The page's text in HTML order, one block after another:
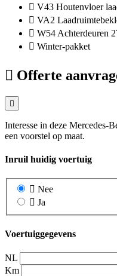
V43 Houtenvloer
VA2
W54 Achterdeuren
Winter-pakket
Offerte
Interesse in deze Mercedes-
een voorstel op maat.
Inruil huidig voertuig
Nee
Ja
Voertuiggegevens
NL
Km